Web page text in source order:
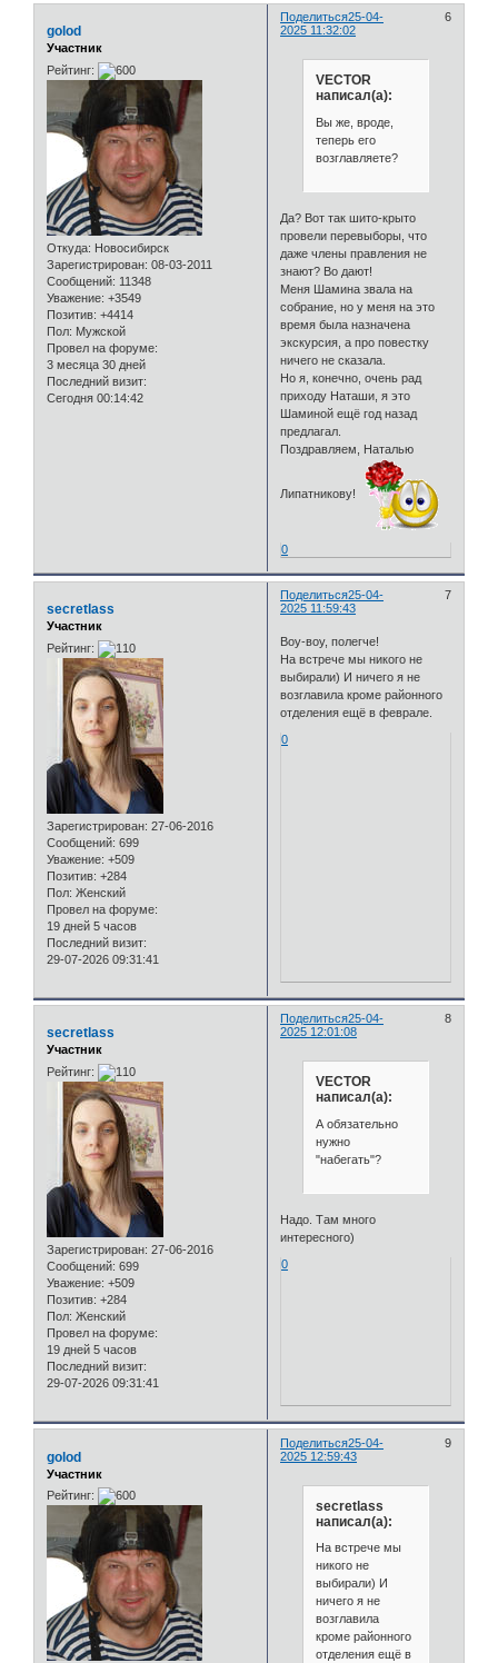
Поделиться 6
25-04-
2025 11:32:02
golod
Участник
Рейтинг:
Откуда: Новосибирск
Зарегистрирован: 08-03-2011
Сообщений: 11348
Уважение: +3549
Позитив: +4414
Пол: Мужской
Провел на форуме:
3 месяца 30 дней
Последний визит:
Сегодня 00:14:42
VECTOR
написал(а):
Вы же, вроде,
теперь его
возглавляете?
Да? Вот так шито-крыто
провели перевыборы, что
даже члены правления не
знают? Во дают!
Меня Шамина звала на
собрание, но у меня на это
время была назначена
экскурсия, а про повестку
ничего не сказала.
Но я, конечно, очень рад
приходу Наташи, я это
Шаминой ещё год назад
предлагал.
Поздравляем, Наталью
Липатникову!
0
Поделиться 7
25-04-
2025 11:59:43
secretlass
Участник
Рейтинг:
Зарегистрирован: 27-06-2016
Сообщений: 699
Уважение: +509
Позитив: +284
Пол: Женский
Провел на форуме:
19 дней 5 часов
Последний визит:
29-07-2026 09:31:41
Воу-воу, полегче!
На встрече мы никого не
выбирали) И ничего я не
возглавила кроме районного
отделения ещё в феврале.
0
Поделиться 8
25-04-
2025 12:01:08
secretlass
Участник
Рейтинг:
Зарегистрирован: 27-06-2016
Сообщений: 699
Уважение: +509
Позитив: +284
Пол: Женский
Провел на форуме:
19 дней 5 часов
Последний визит:
29-07-2026 09:31:41
VECTOR
написал(а):
А обязательно
нужно
"набегать"?
Надо. Там много
интересного)
0
Поделиться 9
25-04-
2025 12:59:43
golod
Участник
Рейтинг:
secretlass
написал(а):
На встрече мы
никого не
выбирали) И
ничего я не
возглавила
кроме районного
отделения ещё в